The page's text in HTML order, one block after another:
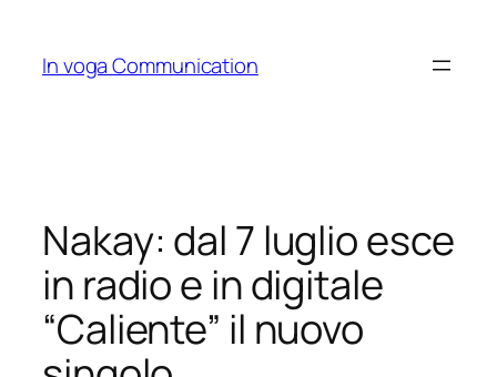
content
In voga Communication
Nakay: dal 7 luglio esce
in radio e in digitale
“Caliente” il nuovo